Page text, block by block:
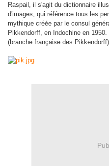
Raspail, il s'agit du dictionnaire
d'images, qui référence tous les
mythique créée par le consul
Pikkendorff, en Indochine en 1950.
(branche française des Pikkendorff)